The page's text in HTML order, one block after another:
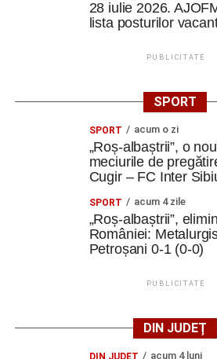
28 iulie 2026.
lista posturilor
PUBLICITATE
SPORT
SPORT acum o zi
„Roș-albaștrii”, o
meciurile de
Cugir – FC Inter
SPORT acum 4 zile
„Roș-albaștrii”,
României:
Petroșani 0-1 (0-0)
PUBLICITATE
DIN JUDEȚ
DIN JUDEŢ acum 4 luni